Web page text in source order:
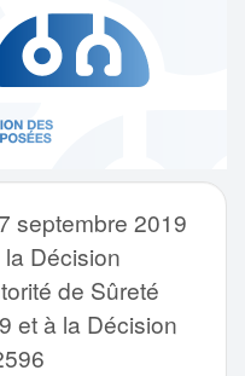
septembre 2019
Décision
de Sûreté
et à la Décision